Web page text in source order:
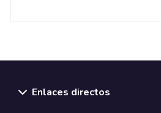
Enlaces directos